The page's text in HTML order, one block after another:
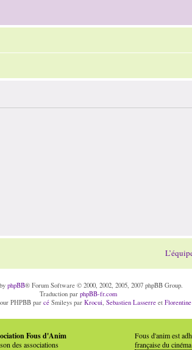
phpBB® Forum Software © 2000, 2002, 2005, 2007 phpBB Group.
Traduction parphpBB-fr.com
PHPBB parcé Smileys parKrocui ,Sebastien Lasserre et
Fous d'Anim
des associations
Fous d'anim est
française du